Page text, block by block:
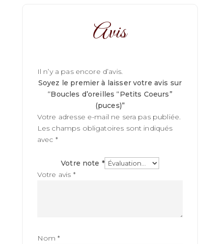
Avis
Il n’y a pas encore d’avis.
Soyez le premier à laisser votre avis sur
“Boucles d’oreilles “Petits Coeurs”
(puces)”
Votre adresse e-mail ne sera pas publiée.
Les champs obligatoires sont indiqués
avec *
Votre note *
Votre avis *
Nom*